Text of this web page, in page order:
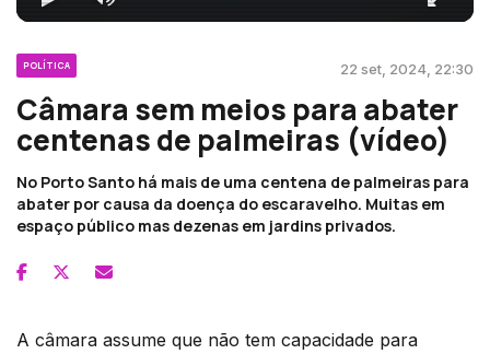
POLÍTICA 22 set, 2024, 22:30
Câmara sem meios para abater
centenas de palmeiras (vídeo)
No Porto Santo há mais de uma centena de palmeiras para
abater por causa da doença do escaravelho. Muitas em
espaço público mas dezenas em jardins privados.
A câmara assume que não tem capacidade para